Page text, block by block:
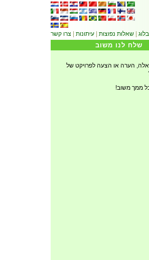
בלוג |שאלות נפוצות |עיתונות צרו קשר
שלח לנו משוב
הערה או הצעה לפרויקט של
ממך משוב!